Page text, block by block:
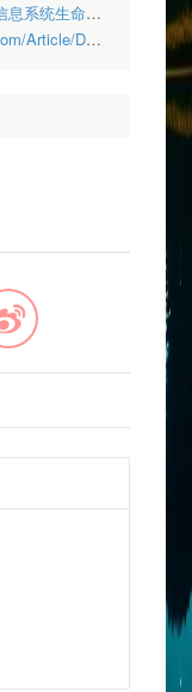
统生命周期
Detail/47